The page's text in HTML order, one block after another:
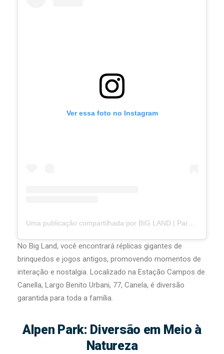
Ver essa foto no Instagram
Uma publicação compartilhada por BIG LAND | Parque Temático (@biglandoficial)
No Big Land, você encontrará réplicas gigantes de
brinquedos e jogos antigos, promovendo momentos de
interação e nostalgia. Localizado na Estação Campos de
Canella, Largo Benito Urbani, 77, Canela, é diversão
garantida para toda a família.
Alpen Park: Diversão em Meio à
Natureza